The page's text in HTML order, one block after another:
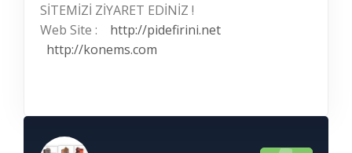
SİTEMİZİ ZİYARET EDİNİZ !
Web Site : http://pidefirini.net
http://konems.com